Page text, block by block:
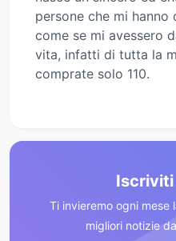
persone che mi
come se mi avessero
vita, infatti di tutta la
comprate solo 110.
Iscriviti
Ti invieremo ogni mese
migliori notizie